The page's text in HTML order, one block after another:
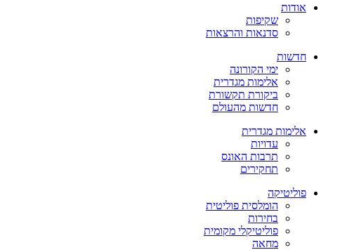
אודות
שקיפות
סדנאות והרצאות
חדשות
ימי הקורונה
אלימות מגדרית
ביקורת תקשורת
חדשות מהעולם
אלימות מגדרית
עדויות
תרבות האונס
תחקירים
פוליטיקה
הומלסית פוליטית
בחירות
פוליטיקלי מקומית
מחאה